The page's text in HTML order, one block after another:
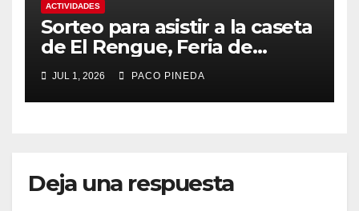
ACTIVIDADES
Sorteo para asistir a la caseta
de El Rengue, Feria de
Málaga 2026
JUL 1, 2026 PACO PINEDA
Deja una respuesta